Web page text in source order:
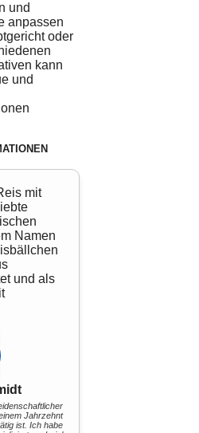
und
anpassen
oder
kann
und
mit
Namen
und als
Jahrzehnt
ist. Ich habe